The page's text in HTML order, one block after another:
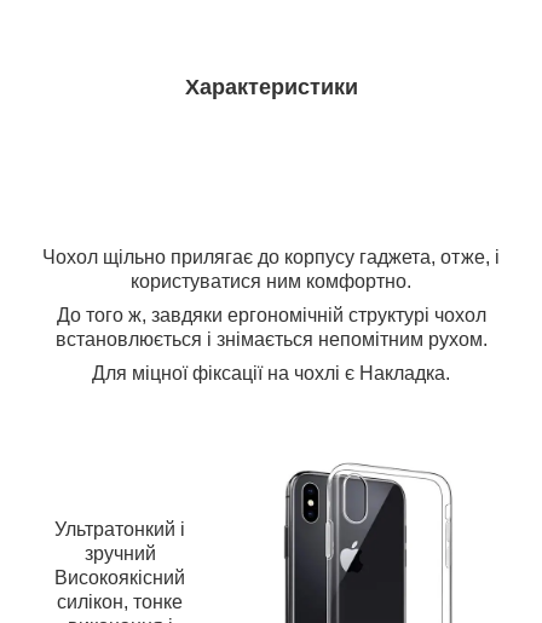
Характеристики
Чохол щільно прилягає до корпусу гаджета, отже, і
користуватися ним комфортно.
До того ж, завдяки ергономічній структурі чохол
встановлюється і знімається непомітним рухом.
Для міцної фіксації на чохлі є Накладка.
Ультратонкий і
зручний
Високоякісний
силікон, тонке